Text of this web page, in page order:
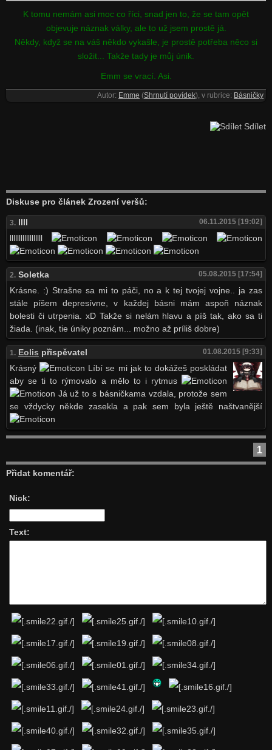
K tomu nemám asi moc co říci, snad jen to, že se tam opět
objevuje náznak války, ale to už jsem prostě já.
Někdy, když se na váš někdo vykašle, je prostě potřeba něco si
složit... Takže tady je můj únik.
Emm se vrací. Asi.
Autor: Emme (Shrnutí povídek), v rubrice: Básničky
Sdílet
Diskuse pro článek Zrození veršů:
3.llll 06.11.2015 [19:02]
2.Soletka 05.08.2015 [17:54]
Krásne. :) Strašne sa mi to páči, no a k tej tvojej vojne.. ja zas
stále píšem depresívne, v každej básni mám aspoň náznak
bolesti či utrpenia. xD Takže si nelám hlavu a píš tak, ako sa ti
žiada. (inak, tie úniky poznám... možno až príliš dobre)
1. Eolis přispěvatel 01.08.2015 [9:33]
Krásný
Líbí se mi jak to dokážeš poskládat
aby se ti to rýmovalo a mělo to i rytmus
Já už to s básničkama vzdala, protože sem
se vždycky někde zasekla a pak sem byla ještě naštvanější
1
Přidat komentář:
Nick:
Text: